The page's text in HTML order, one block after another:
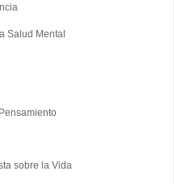
Salud Mental
sobre la Vida